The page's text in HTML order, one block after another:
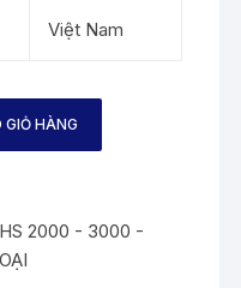
Việt Nam
GIỎ HÀNG
2000 - 3000 -